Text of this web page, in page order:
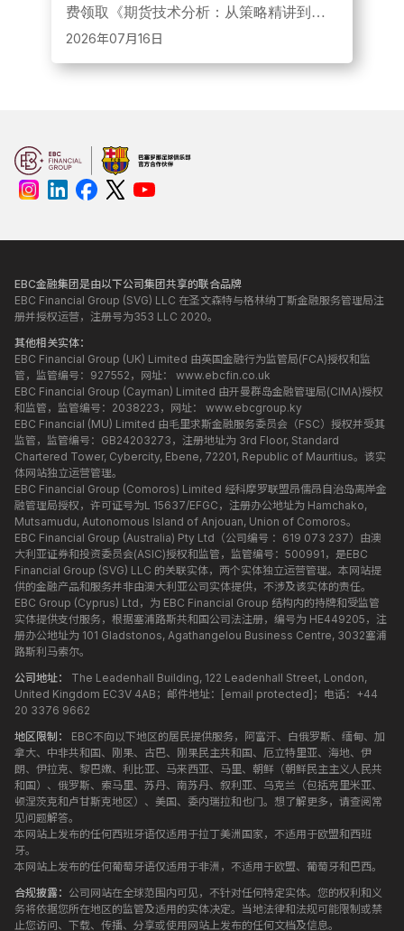
费领取《期货技术分析：从策略精讲到实
战落地》。本书涵盖交易策略、指标分
2026年07月16日
EBC金融集团是由以下公司集团共享的联合品牌
EBC Financial Group (SVG) LLC 在圣文森特与格林纳丁斯金融服务管理局注
册并授权运营，注册号为353 LLC 2020。
其他相关实体：
EBC Financial Group (UK) Limited 由英国金融行为监管局(FCA)授权和监
管，监管编号：927552，网址： www.ebcfin.co.uk
EBC Financial Group (Cayman) Limited 由开曼群岛金融管理局(CIMA)授权
和监管，监管编号：2038223，网址： www.ebcgroup.ky
EBC Financial (MU) Limited 由毛里求斯金融服务委员会（FSC）授权并受其
监管，监管编号：GB24203273，注册地址为 3rd Floor, Standard
Chartered Tower, Cybercity, Ebene, 72201, Republic of Mauritius。该实
体网站独立运营管理。
EBC Financial Group (Comoros) Limited 经科摩罗联盟昂儒昂自治岛离岸金
融管理局授权，许可证号为L 15637/EFGC，注册办公地址为 Hamchako,
Mutsamudu, Autonomous Island of Anjouan, Union of Comoros。
EBC Financial Group (Australia) Pty Ltd（公司编号 ：619 073 237）由澳
大利亚证券和投资委员会(ASIC)授权和监管，监管编号：500991，是EBC
Financial Group (SVG) LLC 的关联实体，两个实体独立运营管理。本网站提
供的金融产品和服务并非由澳大利亚公司实体提供，不涉及该实体的责任。
EBC Group (Cyprus) Ltd，为 EBC Financial Group 结构内的持牌和受监管
实体提供支付服务，根据塞浦路斯共和国公司法注册，编号为 HE449205，注
册办公地址为 101 Gladstonos, Agathangelou Business Centre, 3032塞浦
路斯利马索尔。
公司地址：
The Leadenhall Building, 122 Leadenhall Street, London,
United Kingdom EC3V 4AB；邮件地址：
[email protected] ；电话：+44
20 3376 9662
地区限制：
EBC不向以下地区的居民提供服务，阿富汗、白俄罗斯、缅甸、加
拿大、中非共和国、刚果、古巴、刚果民主共和国、厄立特里亚、海地、伊
朗、伊拉克、黎巴嫩、利比亚、马来西亚、马里、朝鲜（朝鲜民主主义人民共
和国）、俄罗斯、索马里、苏丹、南苏丹、叙利亚、乌克兰（包括克里米亚、
顿涅茨克和卢甘斯克地区）、美国、委内瑞拉和也门。想了解更多，请查阅常
见问题解答。
本网站上发布的任何西班牙语仅适用于拉丁美洲国家，不适用于欧盟和西班
牙。
本网站上发布的任何葡萄牙语仅适用于非洲，不适用于欧盟、葡萄牙和巴西。
合规披露： 公司网站在全球范围内可见，不针对任何特定实体。您的权利和义
务将依据您所在地区的监管及适用的实体决定。当地法律和法规可能限制或禁
止您访问、下载、传播、分享或使用网站上发布的任何文档及信息。